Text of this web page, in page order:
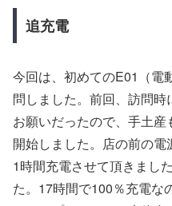
追充電
今回は、初めてのE01（電
問しました。前回、訪問
お願いだったので、手土
開始しました。店の前の
1時間充電させて頂きまし
た。17時間で100％充電な